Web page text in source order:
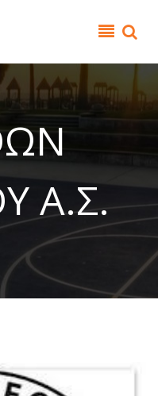
Α.Σ.